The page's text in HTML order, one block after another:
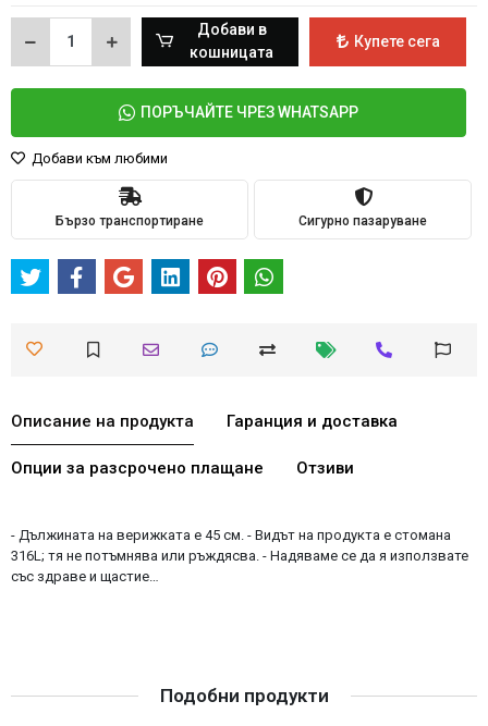
Добави в
кошницата
Купете сега
ПОРЪЧАЙТЕ ЧРЕЗ WHATSAPP
Добави към любими
Бързо транспортиране Сигурно пазаруване
Описание на продукта Гаранция и доставка
Опции за разсрочено плащане Отзиви
- Дължината на верижката е 45 см. - Видът на продукта е стомана
316L; тя не потъмнява или ръждясва. - Надяваме се да я използвате
със здраве и щастие…
Подобни продукти